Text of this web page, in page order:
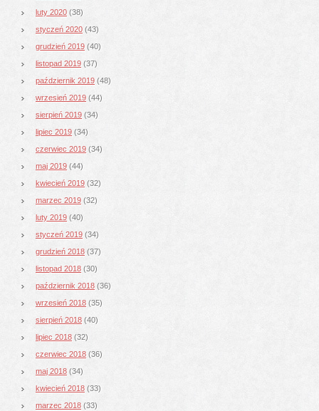
luty 2020 (38)
styczeń 2020 (43)
grudzień 2019 (40)
listopad 2019 (37)
październik 2019 (48)
wrzesień 2019 (44)
sierpień 2019 (34)
lipiec 2019 (34)
czerwiec 2019 (34)
maj 2019 (44)
kwiecień 2019 (32)
marzec 2019 (32)
luty 2019 (40)
styczeń 2019 (34)
grudzień 2018 (37)
listopad 2018 (30)
październik 2018 (36)
wrzesień 2018 (35)
sierpień 2018 (40)
lipiec 2018 (32)
czerwiec 2018 (36)
maj 2018 (34)
kwiecień 2018 (33)
marzec 2018 (33)